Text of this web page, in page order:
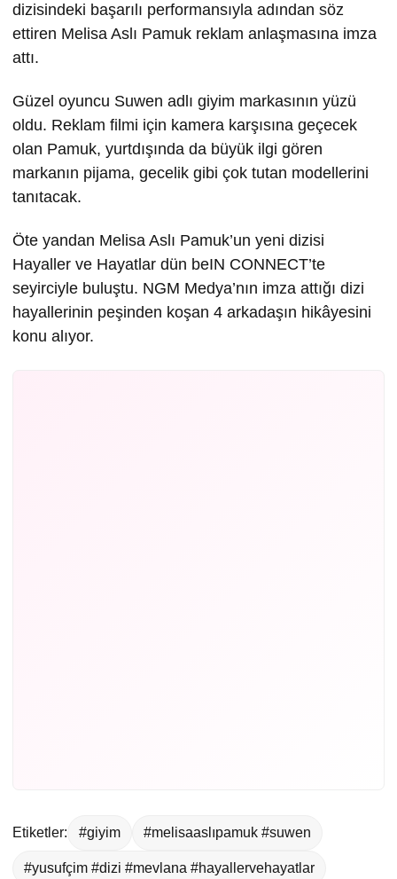
dizisindeki başarılı performansıyla adından söz
ettiren Melisa Aslı Pamuk reklam anlaşmasına imza
attı.
Güzel oyuncu Suwen adlı giyim markasının yüzü
oldu. Reklam filmi için kamera karşısına geçecek
olan Pamuk, yurtdışında da büyük ilgi gören
markanın pijama, gecelik gibi çok tutan modellerini
tanıtacak.
Öte yandan Melisa Aslı Pamuk’un yeni dizisi
Hayaller ve Hayatlar dün beIN CONNECT’te
seyirciyle buluştu. NGM Medya’nın imza attığı dizi
hayallerinin peşinden koşan 4 arkadaşın hikâyesini
konu alıyor.
Etiketler: #giyim #melisaaslıpamuk #suwen
#yusufçim #dizi #mevlana #hayallervehayatlar